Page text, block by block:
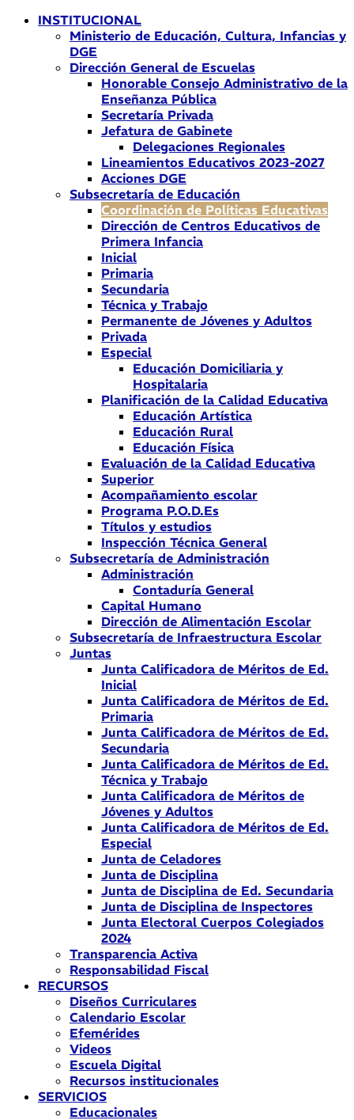
INSTITUCIONAL
Ministerio de Educación, Cultura, Infancias y
DGE
Dirección General de Escuelas
Honorable Consejo Administrativo de la
Enseñanza Pública
Secretaría Privada
Jefatura de Gabinete
Delegaciones Regionales
Lineamientos Educativos 2023-2027
Acciones DGE
Subsecretaría de Educación
Coordinación de Políticas Educativas
Dirección de Centros Educativos de
Primera Infancia
Inicial
Primaria
Secundaria
Técnica y Trabajo
Permanente de Jóvenes y Adultos
Privada
Especial
Educación Domiciliaria y
Hospitalaria
Planificación de la Calidad Educativa
Educación Artística
Educación Rural
Educación Física
Evaluación de la Calidad Educativa
Superior
Acompañamiento escolar
Programa P.O.D.Es
Títulos y estudios
Inspección Técnica General
Subsecretaría de Administración
Administración
Contaduría General
Capital Humano
Dirección de Alimentación Escolar
Subsecretaría de Infraestructura Escolar
Juntas
Junta Calificadora de Méritos de Ed.
Inicial
Junta Calificadora de Méritos de Ed.
Primaria
Junta Calificadora de Méritos de Ed.
Secundaria
Junta Calificadora de Méritos de Ed.
Técnica y Trabajo
Junta Calificadora de Méritos de
Jóvenes y Adultos
Junta Calificadora de Méritos de Ed.
Especial
Junta de Celadores
Junta de Disciplina
Junta de Disciplina de Ed. Secundaria
Junta de Disciplina de Inspectores
Junta Electoral Cuerpos Colegiados
2024
Transparencia Activa
Responsabilidad Fiscal
RECURSOS
Diseños Curriculares
Calendario Escolar
Efemérides
Videos
Escuela Digital
Recursos institucionales
SERVICIOS
Educacionales